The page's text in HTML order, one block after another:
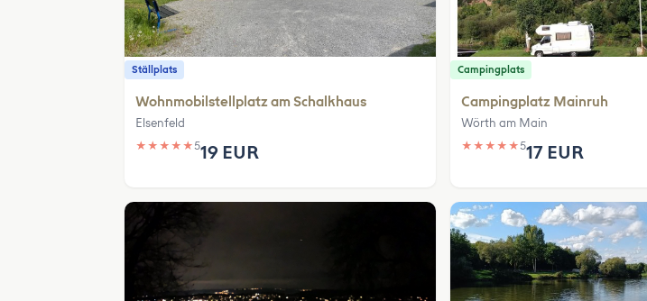
Ställplats
Wohnmobilstellplatz am Schalkhaus
Elsenfeld
★ ★ ★ ★ ★519 EUR
Campingplats
Campingplatz Mainruh
Wörth am Main
★ ★ ★ ★ ★517 EUR